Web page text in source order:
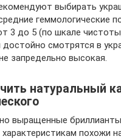
выбирать
геммологические
3 до 5 (по шкале
смотрятся в
запредельно высокая.
натуральный
выращенные
похожи